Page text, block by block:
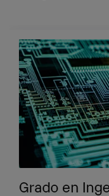
Grado en